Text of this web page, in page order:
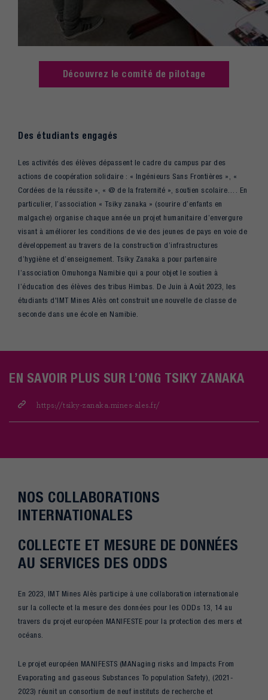
Découvrez le comité de pilotage
Des étudiants engagés
Les activités des élèves dépassent le cadre du campus par des
actions de coopération solidaire : « Ingénieurs Sans Frontières », «
Cordées de la réussite », « @ de la fraternité », soutien scolaire…. En
particulier, l’association « Tsiky zanaka » (sourire d’enfants en
malgache) organise chaque année un projet humanitaire d’envergure
visant à améliorer les conditions de vie des jeunes de pays en voie de
développement au travers de la construction d’infrastructures
d’hygiène et d’enseignement. Tsiky Zanaka a pour partenaire
l’association Omuhonga Namibie qui a pour objet le soutien à
l’éducation des élèves des tribus Himbas. De Juin à Août 2023, les
étudiants d'IMT Mines Alès ont construit une nouvelle de classe de
seconde dans une école en Namibie.
EN SAVOIR PLUS SUR L’ONG TSIKY ZANAKA
https://tsiky-zanaka.mines-ales.fr/
NOS COLLABORATIONS
INTERNATIONALES
COLLECTE ET MESURE DE DONNÉES
AU SERVICES DES ODDS
En 2023, IMT Mines Alès participe à une collaboration internationale
sur la collecte et la mesure des données pour les ODDs 13, 14 au
travers du projet européen MANIFESTE pour la protection des mers et
océans.
Le projet européen MANIFESTS (MANaging risks and Impacts From
Evaporating and gaseous Substances To population Safety), (2021-
2023) réunit un consortium de neuf instituts de recherche et